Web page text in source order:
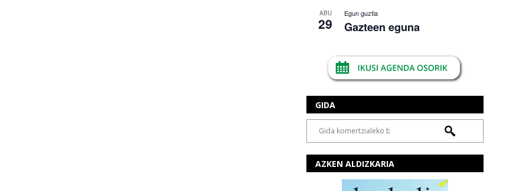
ABU
29
Egun guztia
Gazteen eguna
GIDA
AZKEN ALDIZKARIA